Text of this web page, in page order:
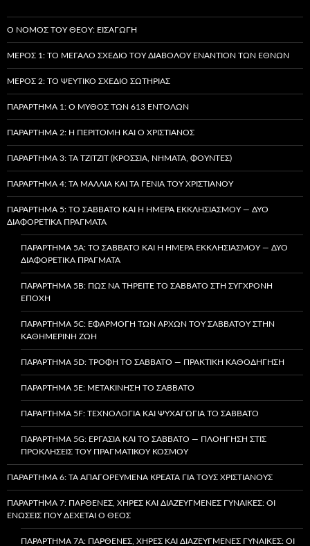
Ο ΝΌΜΟΣ ΤΟΥ ΘΕΟΎ: ΕΙΣΑΓΩΓΉ
ΜΈΡΟΣ 1: ΤΟ ΜΕΓΆΛΟ ΣΧΈΔΙΟ ΤΟΥ ΔΙΑΒΌΛΟΥ ΕΝΑΝΤΊΟΝ ΤΩΝ ΕΘΝΏΝ
ΜΈΡΟΣ 2: ΤΟ ΨΕΎΤΙΚΟ ΣΧΈΔΙΟ ΣΩΤΗΡΊΑΣ
ΠΑΡΆΡΤΗΜΑ 1: Ο ΜΎΘΟΣ ΤΩΝ 613 ΕΝΤΟΛΏΝ
ΠΑΡΆΡΤΗΜΑ 2: Η ΠΕΡΙΤΟΜΉ ΚΑΙ Ο ΧΡΙΣΤΙΑΝΌΣ
ΠΑΡΆΡΤΗΜΑ 3: ΤΑ TZITZIT (ΚΡΌΣΣΙΑ, ΝΉΜΑΤΑ, ΦΟΎΝΤΕΣ)
ΠΑΡΆΡΤΗΜΑ 4: ΤΑ ΜΑΛΛΙΆ ΚΑΙ ΤΑ ΓΈΝΙΑ ΤΟΥ ΧΡΙΣΤΙΑΝΟΎ
ΠΑΡΆΡΤΗΜΑ 5: ΤΟ ΣΆΒΒΑΤΟ ΚΑΙ Η ΗΜΈΡΑ ΕΚΚΛΗΣΙΑΣΜΟΎ — ΔΎΟ
ΔΙΑΦΟΡΕΤΙΚΆ ΠΡΆΓΜΑΤΑ
ΠΑΡΆΡΤΗΜΑ 5A: ΤΟ ΣΆΒΒΑΤΟ ΚΑΙ Η ΗΜΈΡΑ ΕΚΚΛΗΣΙΑΣΜΟΎ — ΔΎΟ
ΔΙΑΦΟΡΕΤΙΚΆ ΠΡΆΓΜΑΤΑ
ΠΑΡΆΡΤΗΜΑ 5B: ΠΏΣ ΝΑ ΤΗΡΕΊΤΕ ΤΟ ΣΆΒΒΑΤΟ ΣΤΗ ΣΎΓΧΡΟΝΗ
ΕΠΟΧΉ
ΠΑΡΆΡΤΗΜΑ 5C: ΕΦΑΡΜΟΓΉ ΤΩΝ ΑΡΧΏΝ ΤΟΥ ΣΑΒΒΆΤΟΥ ΣΤΗΝ
ΚΑΘΗΜΕΡΙΝΉ ΖΩΉ
ΠΑΡΆΡΤΗΜΑ 5D: ΤΡΟΦΉ ΤΟ ΣΆΒΒΑΤΟ — ΠΡΑΚΤΙΚΉ ΚΑΘΟΔΉΓΗΣΗ
ΠΑΡΆΡΤΗΜΑ 5E: ΜΕΤΑΚΊΝΗΣΗ ΤΟ ΣΆΒΒΑΤΟ
ΠΑΡΆΡΤΗΜΑ 5F: ΤΕΧΝΟΛΟΓΊΑ ΚΑΙ ΨΥΧΑΓΩΓΊΑ ΤΟ ΣΆΒΒΑΤΟ
ΠΑΡΆΡΤΗΜΑ 5G: ΕΡΓΑΣΊΑ ΚΑΙ ΤΟ ΣΆΒΒΑΤΟ — ΠΛΟΉΓΗΣΗ ΣΤΙΣ
ΠΡΟΚΛΉΣΕΙΣ ΤΟΥ ΠΡΑΓΜΑΤΙΚΟΎ ΚΌΣΜΟΥ
ΠΑΡΆΡΤΗΜΑ 6: ΤΑ ΑΠΑΓΟΡΕΥΜΈΝΑ ΚΡΈΑΤΑ ΓΙΑ ΤΟΥΣ ΧΡΙΣΤΙΑΝΟΎΣ
ΠΑΡΆΡΤΗΜΑ 7: ΠΑΡΘΈΝΕΣ, ΧΉΡΕΣ ΚΑΙ ΔΙΑΖΕΥΓΜΈΝΕΣ ΓΥΝΑΊΚΕΣ: ΟΙ
ΕΝΏΣΕΙΣ ΠΟΥ ΔΈΧΕΤΑΙ Ο ΘΕΌΣ
ΠΑΡΆΡΤΗΜΑ 7A: ΠΑΡΘΈΝΕΣ, ΧΉΡΕΣ ΚΑΙ ΔΙΑΖΕΥΓΜΈΝΕΣ ΓΥΝΑΊΚΕΣ: ΟΙ